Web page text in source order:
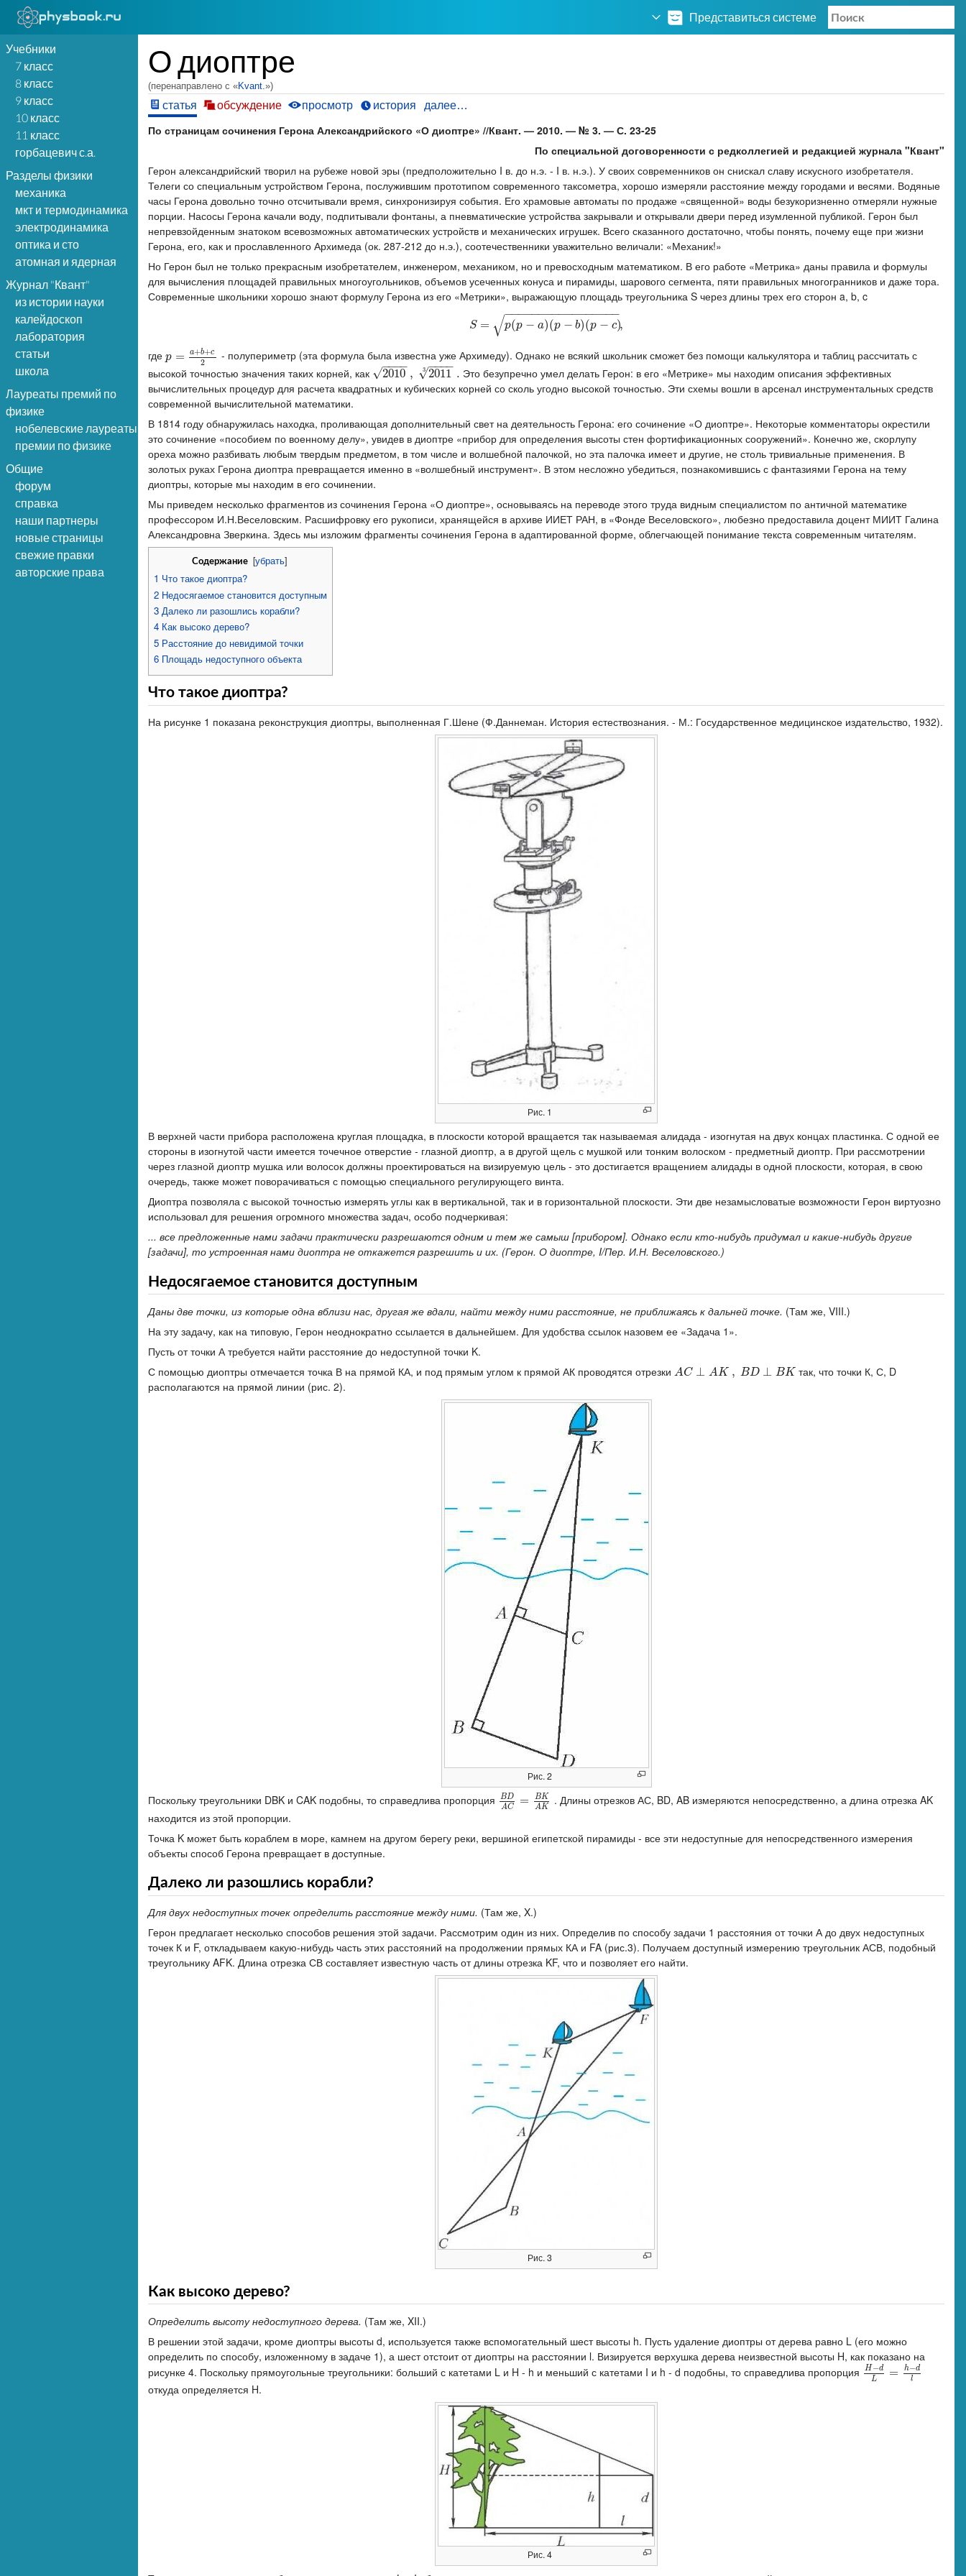
Представиться системе
Учебники
7 класс
8 класс
9 класс
10 класс
11 класс
горбацевич с.а.
Разделы физики
механика
мкт и термодинамика
электродинамика
оптика и сто
атомная и ядерная
Журнал "Квант"
из истории науки
калейдоскоп
лаборатория
статьи
школа
Лауреаты премий по
физике
нобелевские лауреаты
премии по физике
Общие
форум
справка
наши партнеры
новые страницы
свежие правки
авторские права
О диоптре
(перенаправлено с «Kvant.»)
статья обсуждение просмотр история далее…
По страницам сочинения Герона Александрийского «О диоптре» //Квант. — 2010. — № 3. — С. 23-25
По специальной договоренности с редколлегией и редакцией журнала "Квант"
Герон александрийский творил на рубеже новой эры (предположительно I в. до н.э. - I в. н.э.). У своих современников он снискал славу искусного изобретателя.
Телеги со специальным устройством Герона, послужившим прототипом современного таксометра, хорошо измеряли расстояние между городами и весями. Водяные
часы Герона довольно точно отсчитывали время, синхронизируя события. Его храмовые автоматы по продаже «священной» воды безукоризненно отмеряли нужные
порции. Насосы Герона качали воду, подпитывали фонтаны, а пневматические устройства закрывали и открывали двери перед изумленной публикой. Герон был
непревзойденным знатоком всевозможных автоматических устройств и механических игрушек. Всего сказанного достаточно, чтобы понять, почему еще при жизни
Герона, его, как и прославленного Архимеда (ок. 287-212 до н.э.), соотечественники уважительно величали: «Механик!»
Но Герон был не только прекрасным изобретателем, инженером, механиком, но и превосходным математиком. В его работе «Метрика» даны правила и формулы
для вычисления площадей правильных многоугольников, объемов усеченных конуса и пирамиды, шарового сегмента, пяти правильных многогранников и даже тора.
Современные школьники хорошо знают формулу Герона из его «Метрики», выражающую площадь треугольника S через длины трех его сторон a, b, c
S = p(p − a)(p − b)(p − c)
− −
−−−−−−−−−−−−−−−
√ ,
S=p(p−a)(p−b )(p−c),
где p = a+b+c
2
p=a+ b+c2
- полупериметр (эта формула была известна уже Архимеду). Однако не всякий школьник сможет без помощи калькулятора и таблиц рассчитать с
высокой точностью значения таких корней, как
2010
− −
−−
√ , 2011
− −
−−
√
3 .
2010 , 20113 .
Это безупречно умел делать Герон: в его «Метрике» мы находим описания эффективных
вычислительных процедур для расчета квадратных и кубических корней со сколь угодно высокой точностью. Эти схемы вошли в арсенал инструментальных средств
современной вычислительной математики.
В 1814 году обнаружилась находка, проливающая дополнительный свет на деятельность Герона: его сочинение «О диоптре». Некоторые комментаторы окрестили
это сочинение «пособием по военному делу», увидев в диоптре «прибор для определения высоты стен фортификационных сооружений». Конечно же, скорлупу
ореха можно разбивать любым твердым предметом, в том числе и волшебной палочкой, но эта палочка имеет и другие, не столь тривиальные применения. В
золотых руках Герона диоптра превращается именно в «волшебный инструмент». В этом несложно убедиться, познакомившись с фантазиями Герона на тему
диоптры, которые мы находим в его сочинении.
Мы приведем несколько фрагментов из сочинения Герона «О диоптре», основываясь на переводе этого труда видным специалистом по античной математике
профессором И.Н.Веселовским. Расшифровку его рукописи, хранящейся в архиве ИИЕТ РАН, в «Фонде Веселовского», любезно предоставила доцент МИИТ Галина
Александровна Зверкина. Здесь мы изложим фрагменты сочинения Герона в адаптированной форме, облегчающей понимание текста современным читателям.
Содержание [убрать]
1 Что такое диоптра?
2 Недосягаемое становится доступным
3 Далеко ли разошлись корабли?
4 Как высоко дерево?
5 Расстояние до невидимой точки
6 Площадь недоступного объекта
Что такое диоптра?
На рисунке 1 показана реконструкция диоптры, выполненная Г.Шене (Ф.Даннеман. История естествознания. - М.: Государственное медицинское издательство, 1932).
Рис. 1
В верхней части прибора расположена круглая площадка, в плоскости которой вращается так называемая алидада - изогнутая на двух концах пластинка. С одной ее
стороны в изогнутой части имеется точечное отверстие - глазной диоптр, а в другой щель с мушкой или тонким волоском - предметный диоптр. При рассмотрении
через глазной диоптр мушка или волосок должны проектироваться на визируемую цель - это достигается вращением алидады в одной плоскости, которая, в свою
очередь, также может поворачиваться с помощью специального регулирующего винта.
Диоптра позволяла с высокой точностью измерять углы как в вертикальной, так и в горизонтальной плоскости. Эти две незамысловатые возможности Герон виртуозно
использовал для решения огромного множества задач, особо подчеркивая:
... все предложенные нами задачи практически разрешаются одним и тем же самыш [прибором]. Однако если кто-нибудь придумал и какие-нибудь другие
[задачи], то устроенная нами диоптра не откажется разрешить и их. (Герон. О диоптре, I/Пер. И.Н. Веселовского.)
Недосягаемое становится доступным
Даны две точки, из которые одна вблизи нас, другая же вдали, найти между ними расстояние, не приближаясь к дальней точке. (Там же, VIII.)
На эту задачу, как на типовую, Герон неоднократно ссылается в дальнейшем. Для удобства ссылок назовем ее «Задача 1».
Пусть от точки А требуется найти расстояние до недоступной точки K.
С помощью диоптры отмечается точка В на прямой КА, и под прямым углом к прямой АК проводятся отрезки AC ⊥ AK , BD ⊥ BK
AC⊥ AK , BD ⊥ BK
так, что точки К, С, D
располагаются на прямой линии (рис. 2).
Рис. 2
Поскольку треугольники DBK и CAK подобны, то справедлива пропорция BD
AC = BK
AK
BDA C= BKA K. Длины отрезков АС, BD, AB измеряются непосредственно, а длина отрезка AK
находится из этой пропорции.
Точка K может быть кораблем в море, камнем на другом берегу реки, вершиной египетской пирамиды - все эти недоступные для непосредственного измерения
объекты способ Герона превращает в доступные.
Далеко ли разошлись корабли?
Для двух недоступных точек определить расстояние между ними. (Там же, X.)
Герон предлагает несколько способов решения этой задачи. Рассмотрим один из них. Определив по способу задачи 1 расстояния от точки А до двух недоступных
точек К и F, откладываем какую-нибудь часть этих расстояний на продолжении прямых КА и FA (рис.3). Получаем доступный измерению треугольник АСВ, подобный
треугольнику AFK. Длина отрезка СВ составляет известную часть от длины отрезка KF, что и позволяет его найти.
Рис. 3
Как высоко дерево?
Определить высоту недоступного дерева. (Там же, XII.)
В решении этой задачи, кроме диоптры высоты d, используется также вспомогательный шест высоты h. Пусть удаление диоптры от дерева равно L (его можно
определить по способу, изложенному в задаче 1), а шест отстоит от диоптры на расстоянии l. Визируется верхушка дерева неизвестной высоты H, как показано на
рисунке 4. Поскольку прямоугольные треугольники: больший с катетами L и H - h и меньший с катетами I и h - d подобны, то справедлива пропорция
H−d
L
= h−d
l
H−dL =h −dl
откуда определяется H.
Рис. 4